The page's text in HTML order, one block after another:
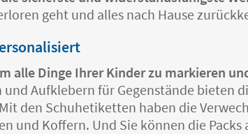
geht und alles nach Hause
alle Dinge Ihrer Kinder zu markieren
Aufklebern für Gegenstände bieten
den Schuhetiketten haben die
und Koffern. Und Sie können die